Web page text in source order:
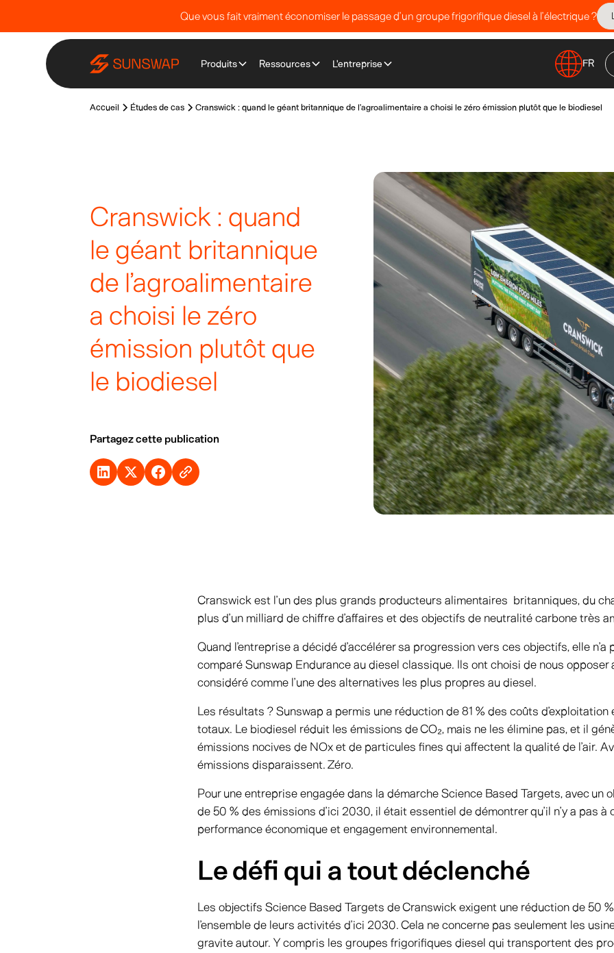
Que vous fait vraiment économiser le passage d’un groupe frigorifique diesel à l’électrique ?
Produits Ressources L'entreprise FR
Accueil Études de cas Cranswick : quand le géant britannique de l’agroalimentaire a choisi le zéro émission plutôt que le biodiesel
Cranswick : quand
le géant britannique
de l’agroalimentaire
a choisi le zéro
émission plutôt que
le biodiesel
Partagez cette publication
Cranswick est l’un des plus grands producteurs alimentaires britanniques, du
plus d’un milliard de chiffre d’affaires et des objectifs de neutralité carbone très
Quand l’entreprise a décidé d’accélérer sa progression vers ces objectifs, elle
comparé Sunswap Endurance au diesel classique. Ils ont choisi de nous opposer
considéré comme l’une des alternatives les plus propres au diesel.
Les résultats ? Sunswap a permis une réduction de 81 % des coûts
totaux. Le biodiesel réduit les émissions de CO₂, mais ne les élimine pas, et il
émissions nocives de NOx et de particules fines qui affectent la qualité de l’air.
émissions disparaissent. Zéro.
Pour une entreprise engagée dans la démarche Science Based Targets, avec un
de 50 % des émissions d’ici 2030, il était essentiel de démontrer qu’il n’y a pas à
performance économique et engagement environnemental.
Le défi qui a tout déclenché
Les objectifs Science Based Targets de Cranswick exigent une réduction de 50
l’ensemble de leurs activités d’ici 2030. Cela ne concerne pas seulement les
gravite autour. Y compris les groupes frigorifiques diesel qui transportent des